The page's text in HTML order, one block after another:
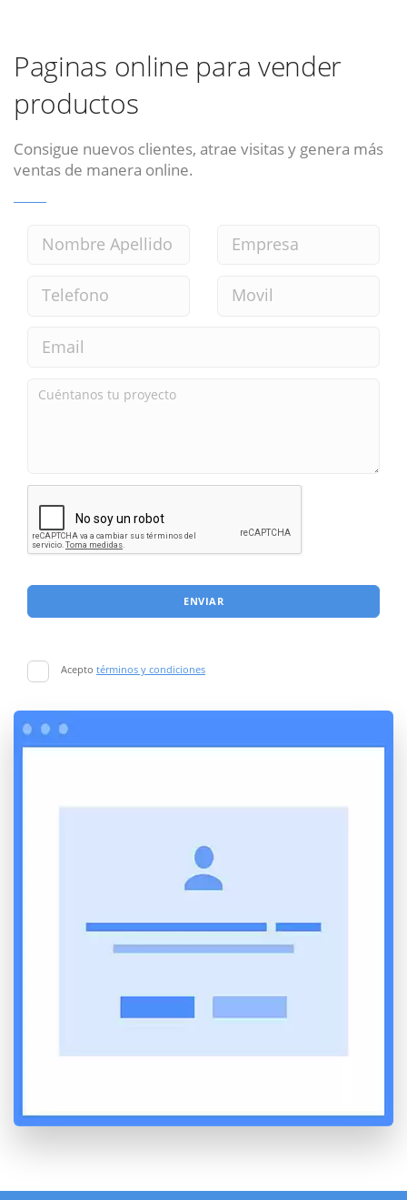
Paginas online para vender
productos
Consigue nuevos clientes, atrae visitas y genera más
ventas de manera online.
ENVIAR
Acepto términos y condiciones